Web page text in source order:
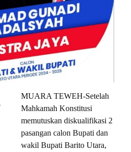
MUARA TEWEH-Setelah
Mahkamah Konstitusi
memutuskan diskualifikasi 2
pasangan calon Bupati dan
wakil Bupati Barito Utara,